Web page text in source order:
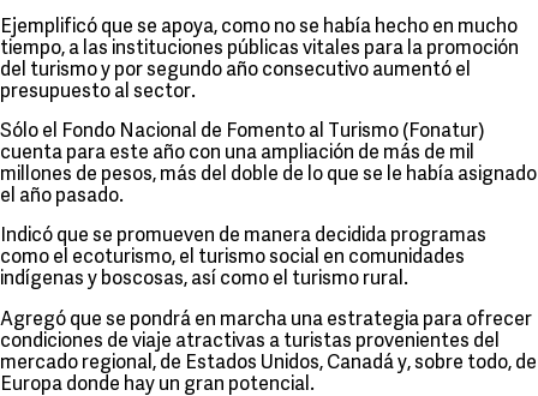
Ejemplificó que se apoya, como no se había hecho en mucho
tiempo, a las instituciones públicas vitales para la promoción
del turismo y por segundo año consecutivo aumentó el
presupuesto al sector.
Sólo el Fondo Nacional de Fomento al Turismo (Fonatur)
cuenta para este año con una ampliación de más de mil
millones de pesos, más del doble de lo que se le había asignado
el año pasado.
Indicó que se promueven de manera decidida programas
como el ecoturismo, el turismo social en comunidades
indígenas y boscosas, así como el turismo rural.
Agregó que se pondrá en marcha una estrategia para ofrecer
condiciones de viaje atractivas a turistas provenientes del
mercado regional, de Estados Unidos, Canadá y, sobre todo, de
Europa donde hay un gran potencial.